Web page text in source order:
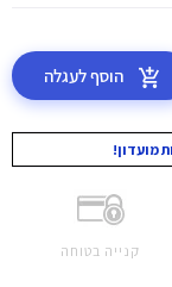
הוסף לעגלה
קנייה בטוחה